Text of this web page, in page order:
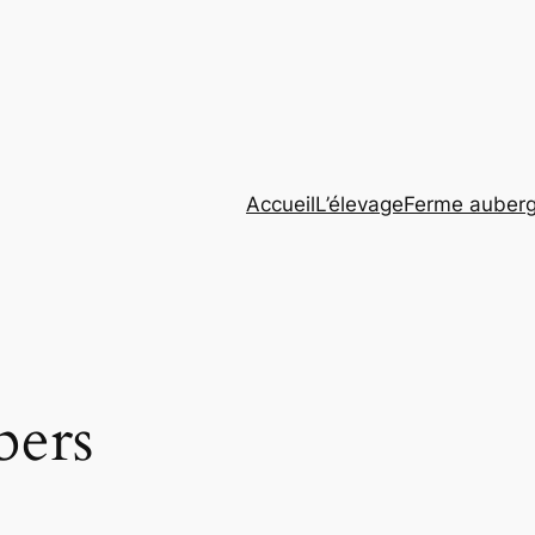
AccueilL’élevageFerme